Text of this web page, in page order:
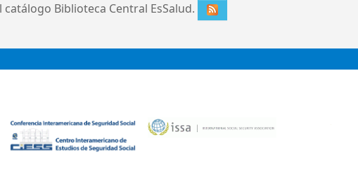
Biblioteca Central EsSalud.